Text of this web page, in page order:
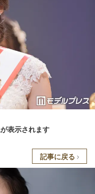
表示されます
記事に戻る